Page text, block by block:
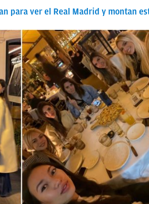
para ver el Real Madrid y montan